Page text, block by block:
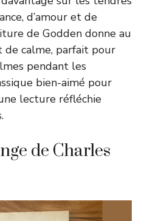
d’amour et de
de Godden donne au
calme, parfait pour
pendant les
bien-aimé pour
lecture réfléchie
de Charles